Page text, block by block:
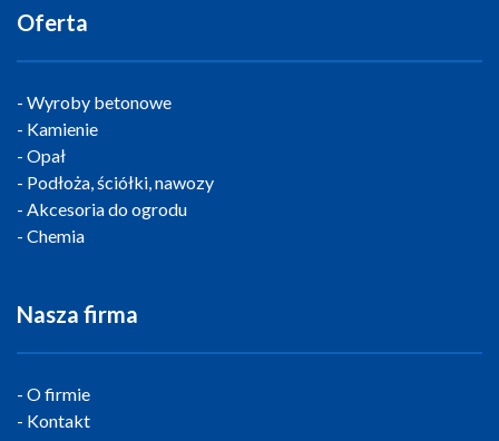
Oferta
Wyroby betonowe
Kamienie
Opał
Podłoża, ściółki, nawozy
Akcesoria do ogrodu
Chemia
Nasza firma
O firmie
Kontakt